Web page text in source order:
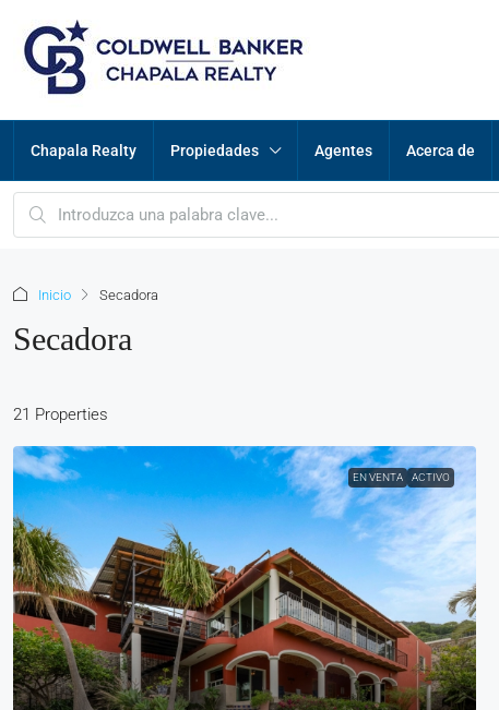
Chapala Realty Propiedades Agentes Acerca de
Inicio Secadora
Secadora
21 Properties
EN VENTA ACTIVO